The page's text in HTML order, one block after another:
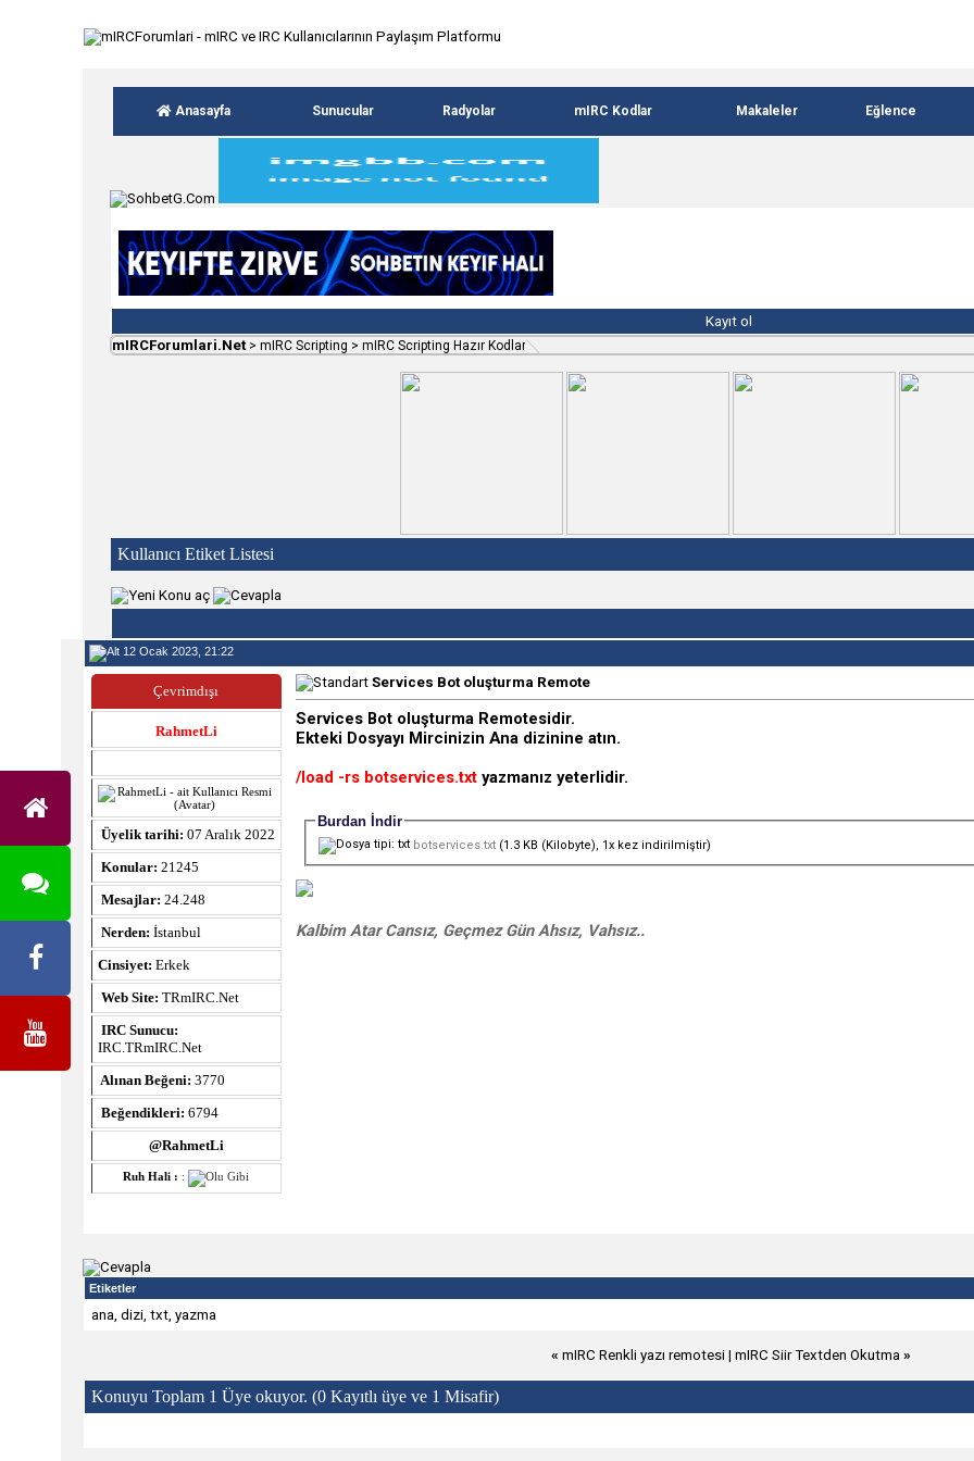
Anasayfa Sunucular Radyolar mIRC Kodlar Makaleler Eğlence
Kayıt ol
mIRCForumlari.Net >mIRC Scripting >mIRC Scripting Hazır Kodlar
Kullanıcı Etiket Listesi
12 Ocak 2023, 21:22
Çevrimdışı
RahmetLi
Üyelik tarihi: 07 Aralık 2022
Konular: 21245
Mesajlar: 24.248
Nerden: İstanbul
Cinsiyet: Erkek
Web Site: TRmIRC.Net
IRC Sunucu:
IRC.TRmIRC.Net
Alınan Beğeni: 3770
Beğendikleri: 6794
@RahmetLi
Ruh Hali : :
Services Bot oluşturma Remote
Services Bot oluşturma Remotesidir.
Ekteki Dosyayı Mircinizin Ana dizinine atın.
/load -rs botservices.txtyazmanız yeterlidir.
Burdan İndir
botservices.txt(1.3 KB (Kilobyte), 1x kez indirilmiştir)
Kalbim Atar Cansız, Geçmez Gün Ahsız, Vahsız..
Etiketler
ana, dizi, txt, yazma
« mIRC Renkli yazı remotesi| mIRC Siir Textden Okutma »
Konuyu Toplam 1 Üye okuyor. (0 Kayıtlı üye ve 1 Misafir)